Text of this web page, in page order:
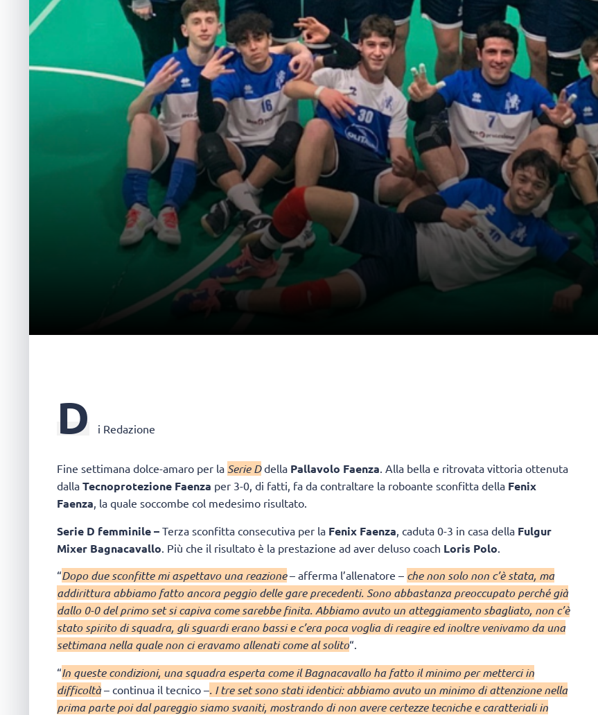
D i Redazione
Fine settimana dolce-amaro per la Serie Ddella Pallavolo Faenza. Alla bella e ritrovata vittoria ottenuta
dalla Tecnoprotezione Faenza per 3-0, di fatti, fa da contraltare la roboante sconfitta della Fenix
Faenza, la quale soccombe col medesimo risultato.
Serie D femminile – Terza sconfitta consecutiva per la Fenix Faenza , caduta 0-3 in casa della Fulgur
Mixer Bagnacavallo . Più che il risultato è la prestazione ad aver deluso coach Loris Polo
“Dopo due sconfitte mi aspettavo una reazione– afferma l’allenatore – che non solo non c’è stata, ma
addirittura abbiamo fatto ancora peggio delle gare precedenti. Sono abbastanza preoccupato perché già
dallo 0-0 del primo set si capiva come sarebbe finita. Abbiamo avuto un atteggiamento sbagliato, non c’è
stato spirito di squadra, gli sguardi erano bassi e c’era poca voglia di reagire ed inoltre venivamo da una
settimana nella quale non ci eravamo allenati come al solito“.
“In queste condizioni, una squadra esperta come il Bagnacavallo ha fatto il minimo per metterci in
difficoltà– continua il tecnico –. I tre set sono stati identici: abbiamo avuto un minimo di attenzione nella
prima parte poi dal pareggio siamo svaniti, mostrando di non avere certezze tecniche e caratteriali in